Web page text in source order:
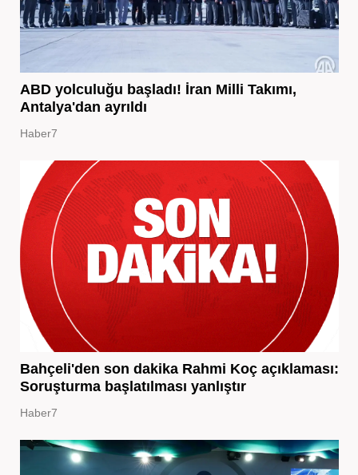
ABD yolculuğu başladı! İran Milli Takımı,
Antalya'dan ayrıldı
Haber7
Bahçeli'den son dakika Rahmi Koç açıklaması:
Soruşturma başlatılması yanlıştır
Haber7